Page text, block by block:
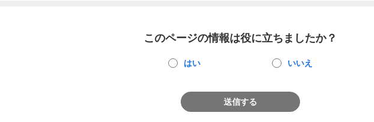
このページの情報は役に立ちましたか？
はい いいえ
送信する